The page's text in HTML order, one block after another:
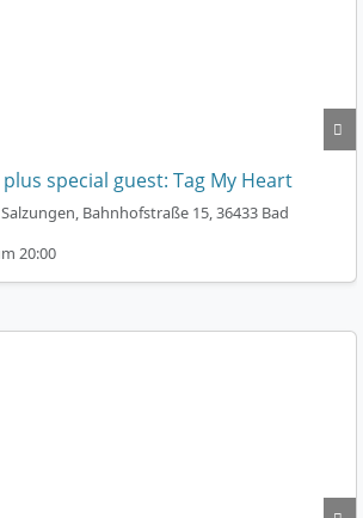
plus special guest: Tag My Heart
Bahnhofstraße 15, 36433 Bad
20:00